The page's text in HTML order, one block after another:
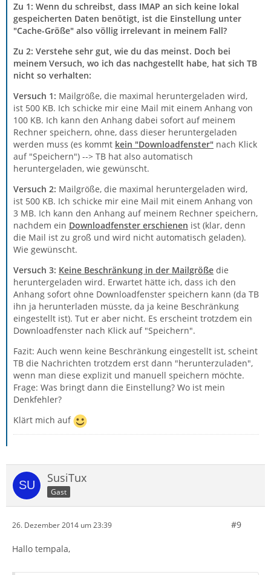
Zu 1: Wenn du schreibst, dass IMAP an sich keine lokal
gespeicherten Daten benötigt, ist die Einstellung unter
"Cache-Größe" also völlig irrelevant in meinem Fall?
Zu 2: Verstehe sehr gut, wie du das meinst. Doch bei
meinem Versuch, wo ich das nachgestellt habe, hat sich TB
nicht so verhalten:
Versuch 1: Mailgröße, die maximal heruntergeladen wird,
ist 500 KB. Ich schicke mir eine Mail mit einem Anhang von
100 KB. Ich kann den Anhang dabei sofort auf meinem
Rechner speichern, ohne, dass dieser heruntergeladen
werden muss (es kommt kein "Downloadfenster" nach Klick
auf "Speichern") --> TB hat also automatisch
heruntergeladen, wie gewünscht.
Versuch 2: Mailgröße, die maximal heruntergeladen wird,
ist 500 KB. Ich schicke mir eine Mail mit einem Anhang von
3 MB. Ich kann den Anhang auf meinem Rechner speichern,
nachdem ein Downloadfenster erschienen ist (klar, denn
die Mail ist zu groß und wird nicht automatisch geladen).
Wie gewünscht.
Versuch 3: Keine Beschränkung in der Mailgröße die
heruntergeladen wird. Erwartet hätte ich, dass ich den
Anhang sofort ohne Downloadfenster speichern kann (da TB
ihn ja herunterladen müsste, da ja keine Beschränkung
eingestellt ist). Tut er aber nicht. Es erscheint trotzdem ein
Downloadfenster nach Klick auf "Speichern".
Fazit: Auch wenn keine Beschränkung eingestellt ist, scheint
TB die Nachrichten trotzdem erst dann "herunterzuladen",
wenn man diese explizit und manuell speichern möchte.
Frage: Was bringt dann die Einstellung? Wo ist mein
Denkfehler?
Klärt mich auf
SusiTux
Gast
26. Dezember 2014 um 23:39 #9
Hallo tempala,